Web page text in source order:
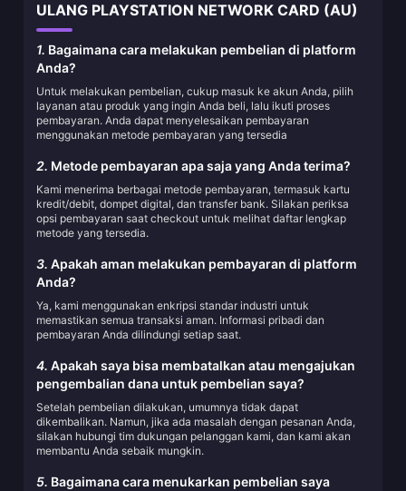
ULANG PLAYSTATION NETWORK CARD (AU)
1. Bagaimana cara melakukan pembelian di platform
Anda?
Untuk melakukan pembelian, cukup masuk ke akun Anda, pilih
layanan atau produk yang ingin Anda beli, lalu ikuti proses
pembayaran. Anda dapat menyelesaikan pembayaran
menggunakan metode pembayaran yang tersedia
2. Metode pembayaran apa saja yang Anda terima?
Kami menerima berbagai metode pembayaran, termasuk kartu
kredit/debit, dompet digital, dan transfer bank. Silakan periksa
opsi pembayaran saat checkout untuk melihat daftar lengkap
metode yang tersedia.
3. Apakah aman melakukan pembayaran di platform
Anda?
Ya, kami menggunakan enkripsi standar industri untuk
memastikan semua transaksi aman. Informasi pribadi dan
pembayaran Anda dilindungi setiap saat.
4. Apakah saya bisa membatalkan atau mengajukan
pengembalian dana untuk pembelian saya?
Setelah pembelian dilakukan, umumnya tidak dapat
dikembalikan. Namun, jika ada masalah dengan pesanan Anda,
silakan hubungi tim dukungan pelanggan kami, dan kami akan
membantu Anda sebaik mungkin.
5. Bagaimana cara menukarkan pembelian saya